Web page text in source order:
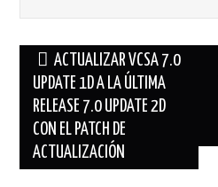
Navegación
de
entradas
ACTUALIZAR VCSA 7.0
UPDATE 1D A LA ÚLTIMA
RELEASE 7.0 UPDATE 2D
CON EL PATCH DE
ACTUALIZACIÓN